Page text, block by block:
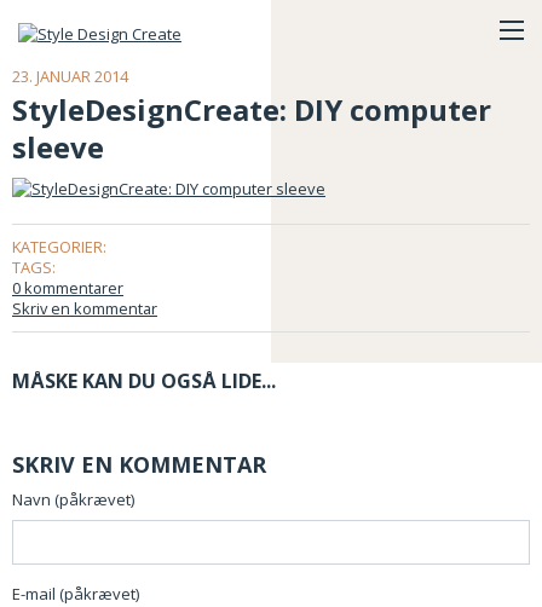
23. JANUAR 2014
StyleDesignCreate: DIY computer
sleeve
KATEGORIER:
TAGS:
0 kommentarer
Skriv en kommentar
MÅSKE KAN DU OGSÅ LIDE...
SKRIV EN KOMMENTAR
Navn (påkrævet)
E-mail (påkrævet)